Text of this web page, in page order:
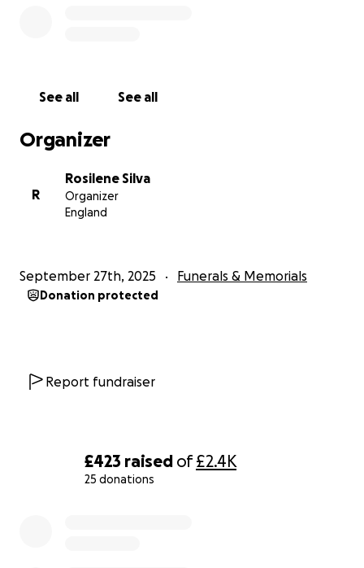
£423 raised of£2.4K
25 donations
See all See all
Organizer
R
Rosilene Silva
Organizer
England
September 27th, 2025 Funerals & Memorials
Donation protected
Report fundraiser